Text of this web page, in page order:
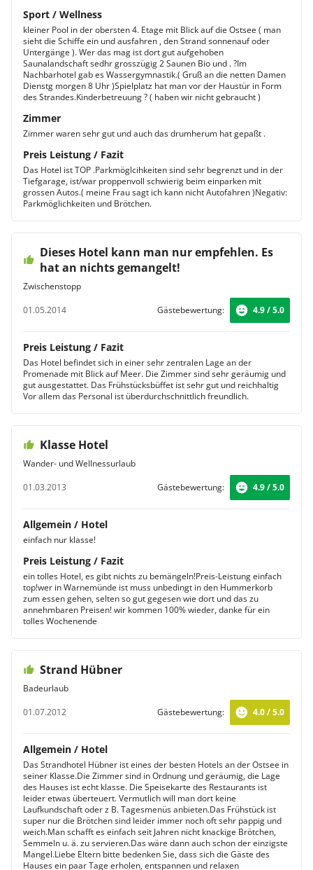
Sport / Wellness
kleiner Pool in der obersten 4. Etage mit Blick auf die Ostsee ( man
sieht die Schiffe ein und ausfahren , den Strand sonnenauf oder
Untergänge ). Wer das mag ist dort gut aufgehoben
Saunalandschaft sedhr grosszügig 2 Saunen Bio und . ?Im
Nachbarhotel gab es Wassergymnastik.( Gruß an die netten Damen
Dienstg morgen 8 Uhr )Spielplatz hat man vor der Haustür in Form
des Strandes.Kinderbetreuung ? ( haben wir nicht gebraucht )
Zimmer
Zimmer waren sehr gut und auch das drumherum hat gepaßt .
Preis Leistung / Fazit
Das Hotel ist TOP .Parkmöglcihkeiten sind sehr begrenzt und in der
Tiefgarage, ist/war proppenvoll schwierig beim einparken mit
grossen Autos.( meine Frau sagt ich kann nicht Autofahren )Negativ:
Parkmöglichkeiten und Brötchen.
Dieses Hotel kann man nur empfehlen. Es
hat an nichts gemangelt!
Zwischenstopp
01.05.2014
Gästebewertung: 4.9 / 5.0
Preis Leistung / Fazit
Das Hotel befindet sich in einer sehr zentralen Lage an der
Promenade mit Blick auf Meer. Die Zimmer sind sehr geräumig und
gut ausgestattet. Das Frühstücksbüffet ist sehr gut und reichhaltig
Vor allem das Personal ist überdurchschnittlich freundlich.
Klasse Hotel
Wander- und Wellnessurlaub
01.03.2013
Gästebewertung: 4.9 / 5.0
Allgemein / Hotel
einfach nur klasse!
Preis Leistung / Fazit
ein tolles Hotel, es gibt nichts zu bemängeln!Preis-Leistung einfach
top!wer in Warnemünde ist muss unbedingt in den Hummerkorb
zum essen gehen, selten so gut gegesen wie dort und das zu
annehmbaren Preisen! wir kommen 100% wieder, danke für ein
tolles Wochenende
Strand Hübner
Badeurlaub
01.07.2012
Gästebewertung: 4.0 / 5.0
Allgemein / Hotel
Das Strandhotel Hübner ist eines der besten Hotels an der Ostsee in
seiner Klasse.Die Zimmer sind in Ordnung und geräumig, die Lage
des Hauses ist echt klasse. Die Speisekarte des Restaurants ist
leider etwas überteuert. Vermutlich will man dort keine
Laufkundschaft oder z B. Tagesmenüs anbieten.Das Frühstück ist
super nur die Brötchen sind leider immer noch oft sehr pappig und
weich.Man schafft es einfach seit Jahren nicht knackige Brötchen,
Semmeln u. ä. zu servieren.Das wäre dann auch schon der einzigste
Mangel.Liebe Eltern bitte bedenken Sie, dass sich die Gäste des
Hauses ein paar Tage erholen, entspannen und relaxen